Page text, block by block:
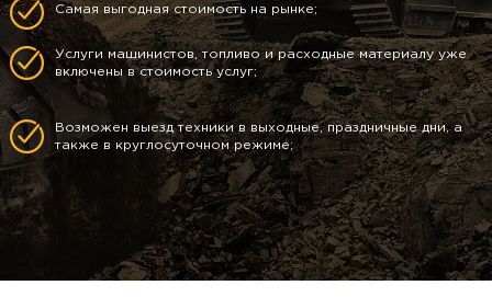
Самая выгодная стоимость на рынке;
Услуги машинистов, топливо и расходные материалу уже
включены в стоимость услуг;
Возможен выезд техники в выходные, праздничные дни, а
также в круглосуточном режиме;